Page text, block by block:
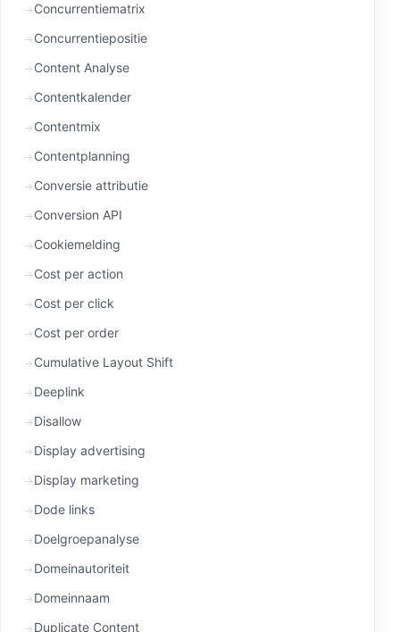
Concurrentiematrix
Concurrentiepositie
Content Analyse
Contentkalender
Contentmix
Contentplanning
Conversie attributie
Conversion API
Cookiemelding
Cost per action
Cost per click
Cost per order
Cumulative Layout Shift
Deeplink
Disallow
Display advertising
Display marketing
Dode links
Doelgroepanalyse
Domeinautoriteit
Domeinnaam
Duplicate Content